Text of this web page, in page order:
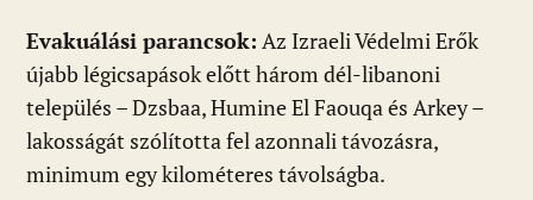
Evakuálási parancsok: Az Izraeli Védelmi Erők
újabb légicsapások előtt három dél-libanoni
település – Dzsbaa, Humine El Faouqa és Arkey –
lakosságát szólította fel azonnali távozásra,
minimum egy kilométeres távolságba.